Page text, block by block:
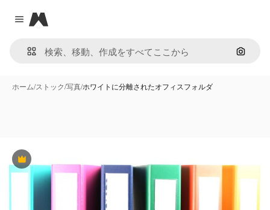
Close menu
Magnific
画像で
ホーム/ストック/写真/ホワイトに分離されたオフィスフォルダ
Premium